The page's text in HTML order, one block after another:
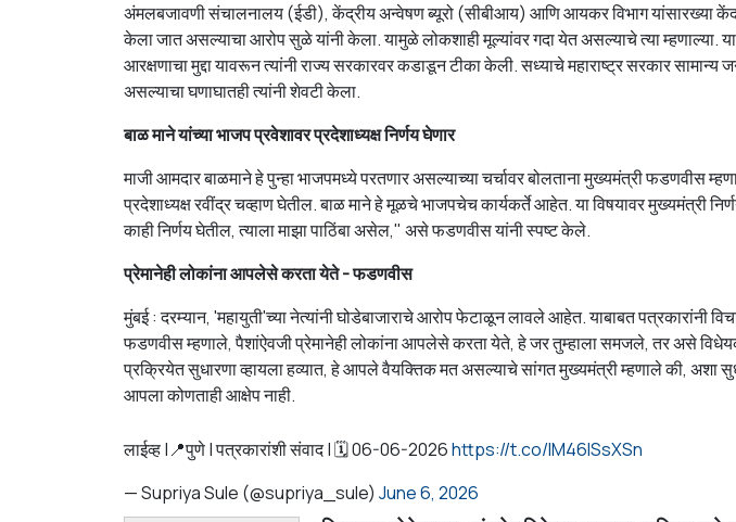
अंमलबजावणी संचालनालय (ईडी), केंद्रीय अन्वेषण ब्यूरो (सीबीआय) आणि आयकर विभाग यांसारख्या
केला जात असल्याचा आरोप सुळे यांनी केला. यामुळे लोकशाही मूल्यांवर गदा येत असल्याचे त्या म्हणाल्या.
आरक्षणाचा मुद्दा यावरून त्यांनी राज्य सरकारवर कडाडून टीका केली. सध्याचे महाराष्ट्र सरकार
असल्याचा घणाघातही त्यांनी शेवटी केला.
बाळ माने यांच्या भाजप प्रवेशावर प्रदेशाध्यक्ष निर्णय घेणार
माजी आमदार बाळमाने हे पुन्हा भाजपमध्ये परतणार असल्याच्या चर्चावर बोलताना मुख्यमंत्री फडणवीस
प्रदेशाध्यक्ष रवींद्र चव्हाण घेतील. बाळ माने हे मूळचे भाजपचेच कार्यकर्ते आहेत. या विषयावर मुख्यमंत्री
काही निर्णय घेतील, त्याला माझा पाठिंबा असेल," असे फडणवीस यांनी स्पष्ट केले.
प्रेमानेही लोकांना आपलेसे करता येते - फडणवीस
मुंबई : दरम्यान, 'महायुती'च्या नेत्यांनी घोडेबाजाराचे आरोप फेटाळून लावले आहेत. याबाबत पत्रकारांनी
फडणवीस म्हणाले, पैशांऐवजी प्रेमानेही लोकांना आपलेसे करता येते, हे जर तुम्हाला समजले, तर असे
प्रक्रियेत सुधारणा व्हायला हव्यात, हे आपले वैयक्तिक मत असल्याचे सांगत मुख्यमंत्री म्हणाले की, अशा
आपला कोणताही आक्षेप नाही.
लाईव्ह |📍पुणे | पत्रकारांशी संवाद | 🗓️ 06-06-2026https://t.co/IM46lSsXSn
— Supriya Sule (@supriya_sule) June 6, 2026